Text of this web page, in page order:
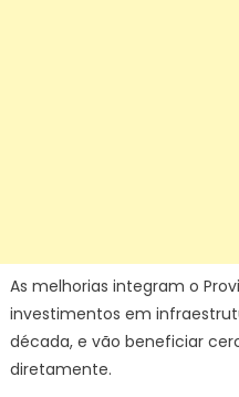
As melhorias integram o
investimentos em
década, e vão beneficiar
diretamente.